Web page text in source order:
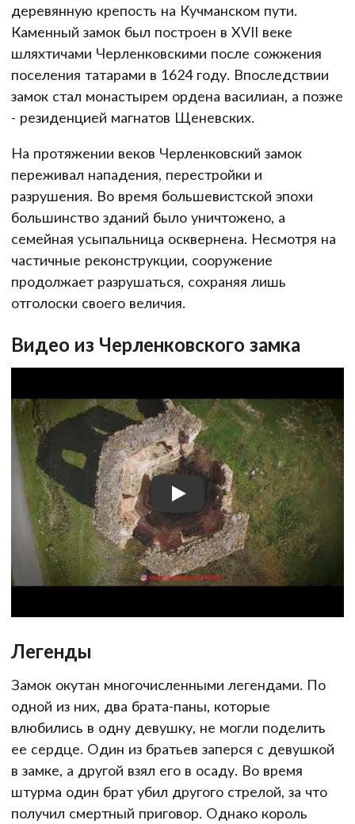
деревянную крепость на Кучманском пути.
Каменный замок был построен в XVII веке
шляхтичами Черленковскими после сожжения
поселения татарами в 1624 году. Впоследствии
замок стал монастырем ордена василиан, а позже
- резиденцией магнатов Щеневских.
На протяжении веков Черленковский замок
переживал нападения, перестройки и
разрушения. Во время большевистской эпохи
большинство зданий было уничтожено, а
семейная усыпальница осквернена. Несмотря на
частичные реконструкции, сооружение
продолжает разрушаться, сохраняя лишь
отголоски своего величия.
Видео из Черленковского замка
Легенды
Замок окутан многочисленными легендами. По
одной из них, два брата-паны, которые
влюбились в одну девушку, не могли поделить
ее сердце. Один из братьев заперся с девушкой
в замке, а другой взял его в осаду. Во время
штурма один брат убил другого стрелой, за что
получил смертный приговор. Однако король